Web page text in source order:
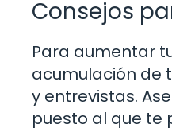
Consejos
Para aumentar
acumulación de
y entrevistas.
puesto al que te